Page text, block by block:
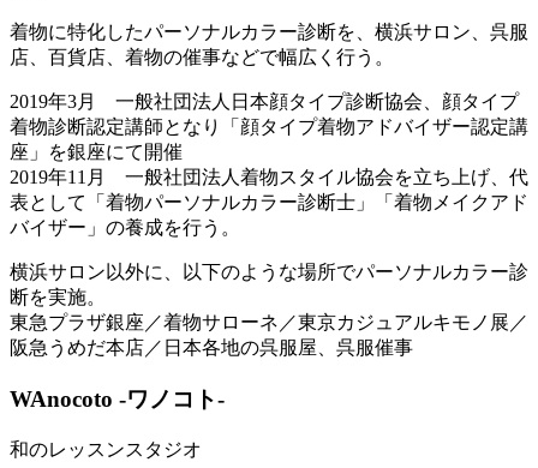
着物に特化したパーソナルカラー診断を、横浜サロン、呉服
店、百貨店、着物の催事などで幅広く行う。
2019年3月 一般社団法人日本顔タイプ診断協会、顔タイプ
着物診断認定講師となり「顔タイプ着物アドバイザー認定講
座」を銀座にて開催
2019年11月 一般社団法人着物スタイル協会を立ち上げ、代
表として「着物パーソナルカラー診断士」「着物メイクアド
バイザー」の養成を行う。
横浜サロン以外に、以下のような場所でパーソナルカラー診
断を実施。
東急プラザ銀座／着物サローネ／東京カジュアルキモノ展／
阪急うめだ本店／日本各地の呉服屋、呉服催事
WAnocoto -ワノコト-
和のレッスンスタジオ